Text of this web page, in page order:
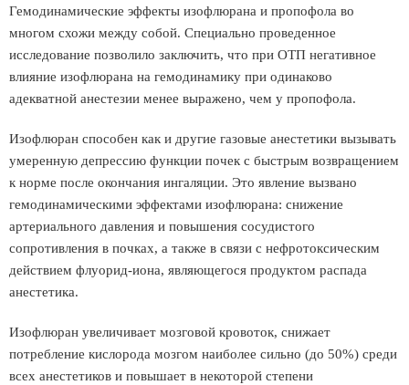
Гемодинамические эффекты изофлюрана и пропофола во
многом схожи между собой. Специально проведенное
исследование позволило заключить, что при ОТП негативное
влияние изофлюрана на гемодинамику при одинаково
адекватной анестезии менее выражено, чем у пропофола.
Изофлюран способен как и другие газовые анестетики вызывать
умеренную депрессию функции почек с быстрым возвращением
к норме после окончания ингаляции. Это явление вызвано
гемодинамическими эффектами изофлюрана: снижение
артериального давления и повышения сосудистого
сопротивления в почках, а также в связи с нефротоксическим
действием флуорид-иона, являющегося продуктом распада
анестетика.
Изофлюран увеличивает мозговой кровоток, снижает
потребление кислорода мозгом наиболее сильно (до 50%) среди
всех анестетиков и повышает в некоторой степени